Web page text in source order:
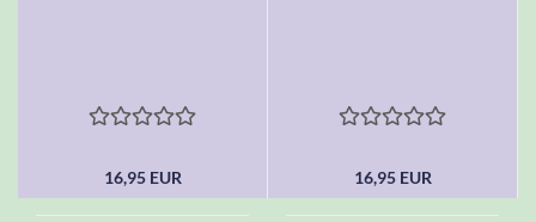
16,95 EUR 16,95 EUR